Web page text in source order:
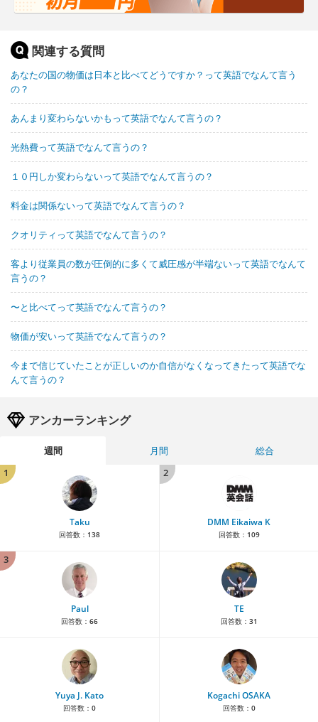
関連する質問
あなたの国の物価は日本と比べてどうですか？って英語でなんて言う
の？
あんまり変わらないかもって英語でなんて言うの？
光熱費って英語でなんて言うの？
１０円しか変わらないって英語でなんて言うの？
料金は関係ないって英語でなんて言うの？
クオリティって英語でなんて言うの？
客より従業員の数が圧倒的に多くて威圧感が半端ないって英語でなんて
言うの？
〜と比べてって英語でなんて言うの？
物価が安いって英語でなんて言うの？
今まで信じていたことが正しいのか自信がなくなってきたって英語でな
んて言うの？
アンカーランキング
週間 月間
総合
1
Taku
回答数： 138
2
DMM Eikaiwa K
回答数： 109
3
Paul
回答数： 66
TE
回答数： 31
Yuya J. Kato
回答数： 0
Kogachi OSAKA
回答数： 0